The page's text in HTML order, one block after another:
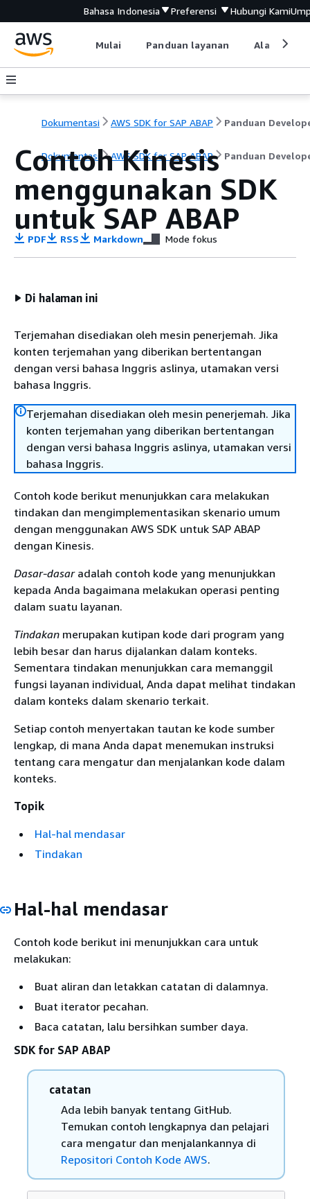
Bahasa Indonesia Preferensi Hubungi Kami
Mulai Panduan layanan Alat
Dokumentasi AWS SDK for SAP ABAP Panduan
Dokumentasi AWS SDK for SAP ABAP Panduan
Contoh Kinesis
menggunakan SDK
untuk SAP ABAP
PDF RSS Markdown Mode fokus
Di halaman ini
Terjemahan disediakan oleh mesin penerjemah. Jika
konten terjemahan yang diberikan bertentangan
dengan versi bahasa Inggris aslinya, utamakan versi
bahasa Inggris.
Terjemahan disediakan oleh mesin penerjemah. Jika
konten terjemahan yang diberikan bertentangan
dengan versi bahasa Inggris aslinya, utamakan versi
bahasa Inggris.
Contoh kode berikut menunjukkan cara melakukan
tindakan dan mengimplementasikan skenario umum
dengan menggunakan AWS SDK untuk SAP ABAP
dengan Kinesis.
Dasar-dasaradalah contoh kode yang menunjukkan
kepada Anda bagaimana melakukan operasi penting
dalam suatu layanan.
Tindakan merupakan kutipan kode dari program yang
lebih besar dan harus dijalankan dalam konteks.
Sementara tindakan menunjukkan cara memanggil
fungsi layanan individual, Anda dapat melihat tindakan
dalam konteks dalam skenario terkait.
Setiap contoh menyertakan tautan ke kode sumber
lengkap, di mana Anda dapat menemukan instruksi
tentang cara mengatur dan menjalankan kode dalam
konteks.
Topik
Hal-hal mendasar
Tindakan
Hal-hal mendasar
Contoh kode berikut ini menunjukkan cara untuk
melakukan:
Buat aliran dan letakkan catatan di dalamnya.
Buat iterator pecahan.
Baca catatan, lalu bersihkan sumber daya.
SDK for SAP ABAP
catatan
Ada lebih banyak tentang GitHub.
Temukan contoh lengkapnya dan pelajari
cara mengatur dan menjalankannya di
Repositori Contoh Kode AWS.